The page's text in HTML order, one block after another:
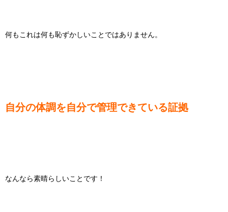
何もこれは何も恥ずかしいことではありません。
自分の体調を自分で管理できている証拠
なんなら素晴らしいことです！